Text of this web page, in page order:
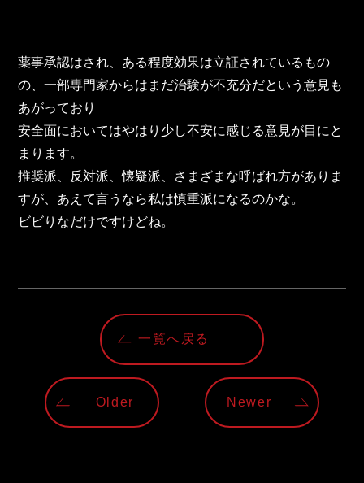
薬事承認はされ、ある程度効果は立証されているもの
の、一部専門家からはまだ治験が不充分だという意見も
あがっており
安全面においてはやはり少し不安に感じる意見が目にと
まります。
推奨派、反対派、懐疑派、さまざまな呼ばれ方がありま
すが、あえて言うなら私は慎重派になるのかな。
ビビりなだけですけどね。
一覧へ戻る
Older Newer